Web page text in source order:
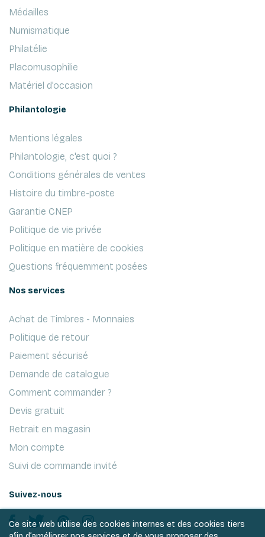
Médailles
Numismatique
Philatélie
Placomusophilie
Matériel d'occasion
Philantologie
Mentions légales
Philantologie, c'est quoi ?
Conditions générales de ventes
Histoire du timbre-poste
Garantie CNEP
Politique de vie privée
Politique en matière de cookies
Questions fréquemment posées
Nos services
Achat de Timbres - Monnaies
Politique de retour
Paiement sécurisé
Demande de catalogue
Comment commander ?
Devis gratuit
Retrait en magasin
Mon compte
Suivi de commande invité
Suivez-nous
Ce site web utilise des cookies internes et des cookies tiers